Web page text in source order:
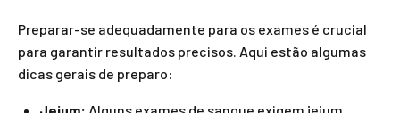
Preparar-se adequadamente para os exames é crucial
para garantir resultados precisos. Aqui estão algumas
dicas gerais de preparo: